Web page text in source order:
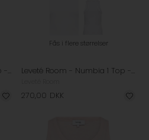
Leveté Room - Numbia 1 Top - Shopping Bag
Fås i flere størrelser
Leveté Room - Numbia 1 Top - White
270,00 DKK